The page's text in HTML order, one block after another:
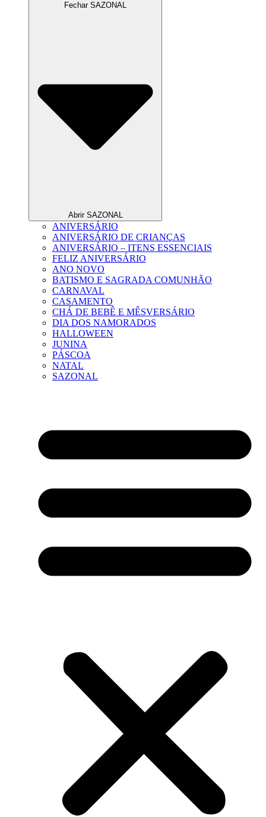
Fechar SAZONAL
Abrir SAZONAL
ANIVERSÁRIO
ANIVERSÁRIO DE CRIANÇAS
ANIVERSÁRIO – ITENS ESSENCIAIS
FELIZ ANIVERSÁRIO
ANO NOVO
BATISMO E SAGRADA COMUNHÃO
CARNAVAL
CASAMENTO
CHÁ DE BEBÊ E MÊSVERSÁRIO
DIA DOS NAMORADOS
HALLOWEEN
JUNINA
PÁSCOA
NATAL
SAZONAL